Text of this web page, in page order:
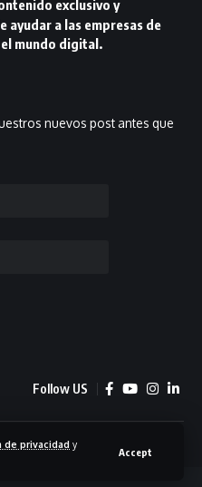
de privacidad y
Accept
exclusivo y
ayudar a las empresas de
mundo digital.
nuevos post antes que
Follow US
de Growth Marketing